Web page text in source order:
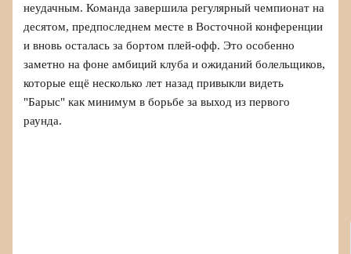
неудачным. Команда завершила регулярный чемпионат на
десятом, предпоследнем месте в Восточной конференции
и вновь осталась за бортом плей‑офф. Это особенно
заметно на фоне амбиций клуба и ожиданий болельщиков,
которые ещё несколько лет назад привыкли видеть
"Барыс" как минимум в борьбе за выход из первого
раунда.